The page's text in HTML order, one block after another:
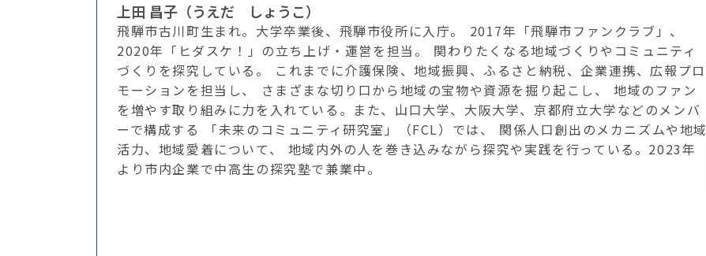
上田 昌子（うえだ しょうこ）
飛騨市古川町生まれ。大学卒業後、飛騨市役所に入庁。 2017年「飛騨市ファンクラブ」、
2020年「ヒダスケ！」の立ち上げ・運営を担当。 関わりたくなる地域づくりやコミュニティ
づくりを探究している。 これまでに介護保険、地域振興、ふるさと納税、企業連携、広報プロ
モーションを担当し、 さまざまな切り口から地域の宝物や資源を掘り起こし、 地域のファン
を増やす取り組みに力を入れている。また、山口大学、大阪大学、京都府立大学などのメンバ
ーで構成する 「未来のコミュニティ研究室」（FCL）では、 関係人口創出のメカニズムや地域
活力、地域愛着について、 地域内外の人を巻き込みながら探究や実践を行っている。2023年
より市内企業で中高生の探究塾で兼業中。